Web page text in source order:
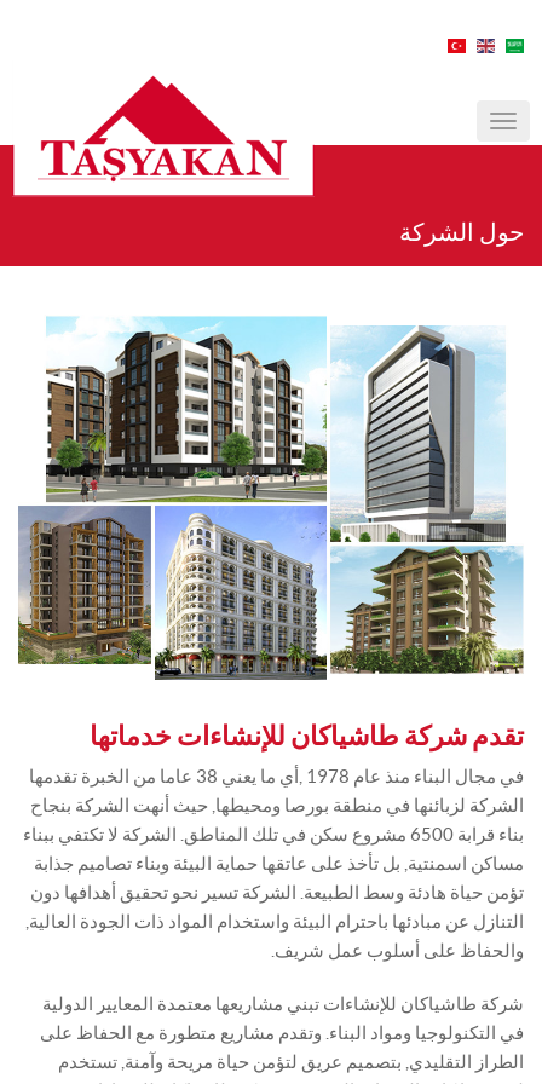
MENÜ
حول الشركة
تقدم شركة طاشياكان للإنشاءات خدماتها
في مجال البناء منذ عام 1978 ,أي ما يعني 38 عاما من الخبرة تقدمها
الشركة لزبائنها في منطقة بورصا ومحيطها, حيث أنهت الشركة بنجاح
بناء قرابة 6500 مشروع سكن في تلك المناطق. الشركة لا تكتفي ببناء
مساكن اسمنتية, بل تأخذ على عاتقها حماية البيئة وبناء تصاميم جذابة
تؤمن حياة هادئة وسط الطبيعة. الشركة تسير نحو تحقيق أهدافها دون
التنازل عن مبادئها باحترام البيئة واستخدام المواد ذات الجودة العالية,
والحفاظ على أسلوب عمل شريف.
شركة طاشياكان للإنشاءات تبني مشاريعها معتمدة المعايير الدولية
في التكنولوجيا ومواد البناء. وتقدم مشاريع متطورة مع الحفاظ على
الطراز التقليدي, بتصميم عريق لتؤمن حياة مريحة وآمنة, تستخدم